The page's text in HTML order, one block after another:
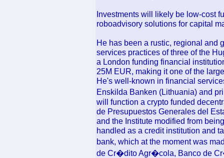
Investments will likely be low-cost
roboadvisory solutions for capital
He has been a rustic, regional and
services practices of three of the
a London funding financial
25M EUR, making it one of the
He's well-known in financial
Enskilda Banken (Lithuania) and
will function a crypto funded
de Presupuestos Generales del
and the Institute modified from
handled as a credit institution and
bank, which at the moment was
de Cr�dito Agr�cola, Banco de